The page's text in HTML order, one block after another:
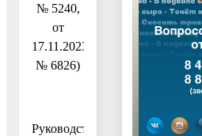
№ 5240,
от
17.11.2023
№ 6826)
Руководствуясь